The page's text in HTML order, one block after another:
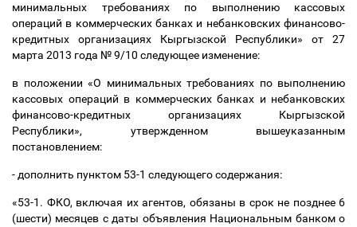
минимальных требованиях по выполнению кассовых
операций в коммерческих банках и небанковских финансово-
кредитных организациях Кыргызской Республики» от 27
марта 2013 года № 9/10 следующее изменение:
в положении «О минимальных требованиях по выполнению
кассовых операций в коммерческих банках и небанковских
финансово-кредитных организациях Кыргызской
Республики», утвержденном вышеуказанным
постановлением:
- дополнить пунктом 53-1 следующего содержания:
«53-1. ФКО, включая их агентов, обязаны в срок не позднее 6
(шести) месяцев с даты объявления Национальным банком о